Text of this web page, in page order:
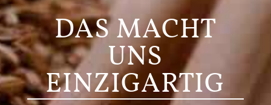
DAS MACHT
UNS
EINZIGARTIG